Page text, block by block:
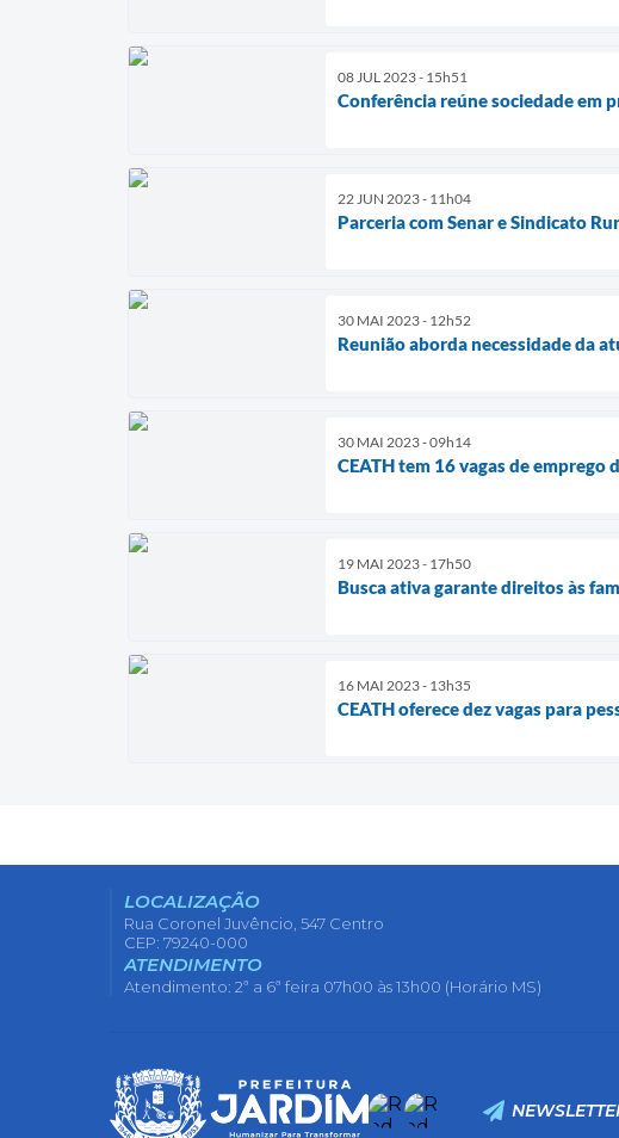
08 JUL 2023 - 15h51
Conferência reúne sociedade em
22 JUN 2023 - 11h04
Parceria com Senar e Sindicato
30 MAI 2023 - 12h52
Reunião aborda necessidade da
30 MAI 2023 - 09h14
CEATH tem 16 vagas de emprego
19 MAI 2023 - 17h50
Busca ativa garante direitos às
16 MAI 2023 - 13h35
CEATH oferece dez vagas para
LOCALIZAÇÃO
Rua Coronel Juvêncio, 547 Centro
CEP: 79240-000
ATENDIMENTO
Atendimento: 2ª a 6ª feira 07h00 às 13h00 (Horário MS)